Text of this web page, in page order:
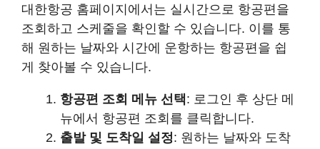
대한항공 홈페이지에서는 실시간으로 항공편을
조회하고 스케줄을 확인할 수 있습니다. 이를 통
해 원하는 날짜와 시간에 운항하는 항공편을 쉽
게 찾아볼 수 있습니다.
항공편 조회 메뉴 선택: 로그인 후 상단 메
뉴에서 항공편 조회를 클릭합니다.
출발 및 도착일 설정: 원하는 날짜와 도착